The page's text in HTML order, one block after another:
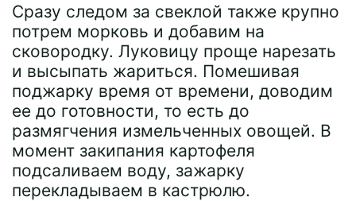
Сразу следом за свеклой также крупно
потрем морковь и добавим на
сковородку. Луковицу проще нарезать
и высыпать жариться. Помешивая
поджарку время от времени, доводим
ее до готовности, то есть до
размягчения измельченных овощей. В
момент закипания картофеля
подсаливаем воду, зажарку
перекладываем в кастрюлю.